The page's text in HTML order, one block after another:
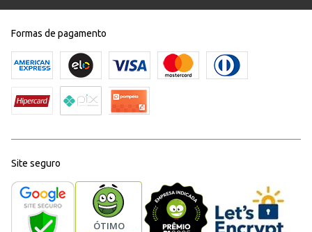
Formas de pagamento
Site seguro